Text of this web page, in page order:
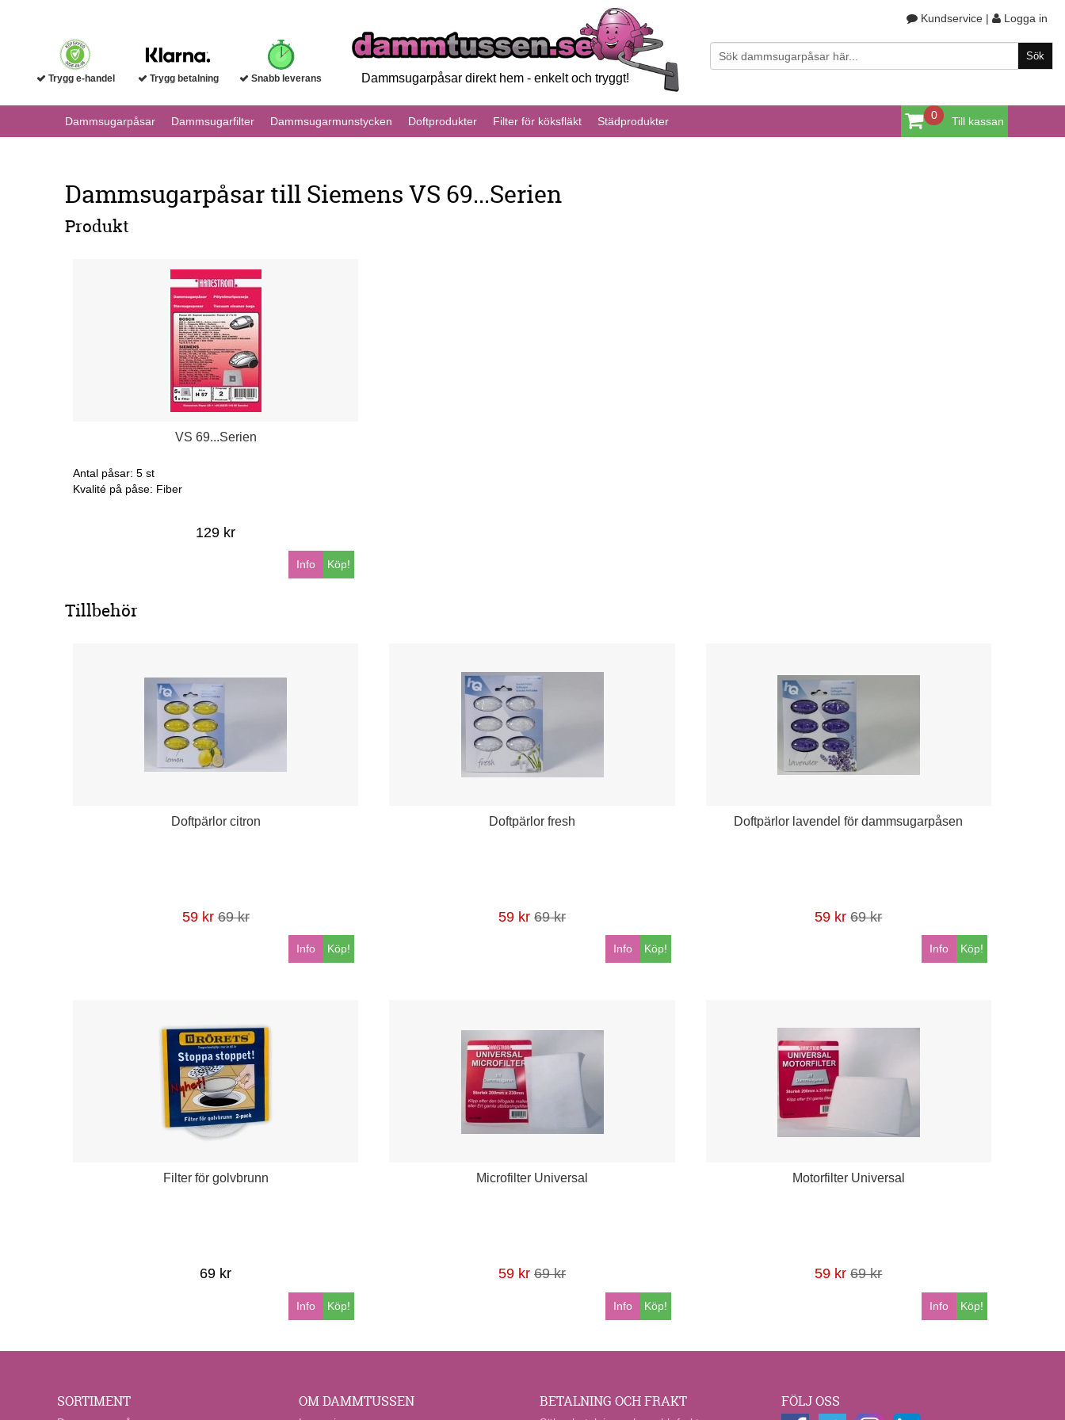
Dammsugarpåsar direkt hem - enkelt och tryggt!
Trygg e-handel Trygg betalning Snabb leverans
Kundservice | Logga in
0 Till kassan
Dammsugarpåsar Dammsugarfilter Dammsugarmunstycken Doftprodukter Filter för köksfläkt Städprodukter
Dammsugarpåsar till Siemens VS 69...Serien
Produkt
VS 69...Serien
Antal påsar: 5 st
Kvalité på påse: Fiber
129 kr
Köp!
Info
Tillbehör
Doftpärlor citron
59 kr 69 kr
Köp!
Info
Doftpärlor fresh
59 kr 69 kr
Köp!
Info
Doftpärlor lavendel för dammsugarpåsen
59 kr 69 kr
Köp!
Info
Filter för golvbrunn
69 kr
Köp!
Info
Microfilter Universal
59 kr 69 kr
Köp!
Info
Motorfilter Universal
59 kr 69 kr
Köp!
Info
SORTIMENT OM DAMMTUSSEN BETALNING OCH FRAKT FÖLJ OSS